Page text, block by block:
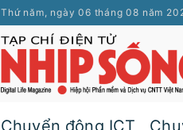
Thứ năm, ngày 06 tháng 08 năm
Chuyển động ICT